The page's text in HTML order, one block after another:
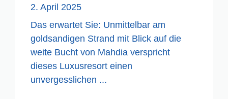
2. April 2025
Das erwartet Sie: Unmittelbar am
goldsandigen Strand mit Blick auf die
weite Bucht von Mahdia verspricht
dieses Luxusresort einen
unvergesslichen ...